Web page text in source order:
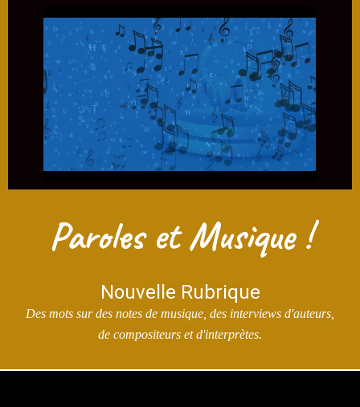
Paroles et Musique!
Nouvelle Rubrique
Des mots sur des notes de musique, des interviews d'auteurs,
de compositeurs et d'interprètes.